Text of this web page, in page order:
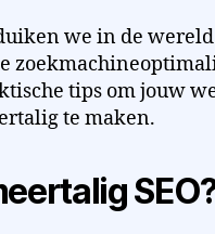
we in de
tips om jouw
te maken.